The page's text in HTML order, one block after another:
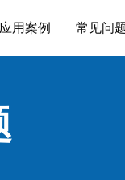
应用案例 常见问